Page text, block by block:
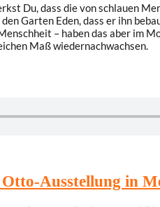
Du, dass die von schlauen
Garten Eden, dass er ihn
– haben das aber im
Maß wiedernachwachsen.
Ausstellung in